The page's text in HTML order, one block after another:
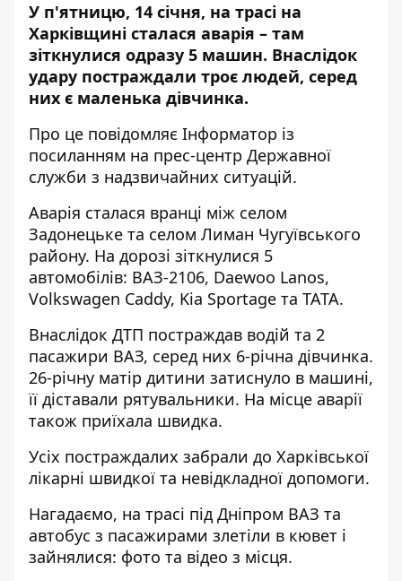
У п'ятницю, 14 січня, на трасі на
Харківщині сталася аварія – там
зіткнулися одразу 5 машин. Внаслідок
удару постраждали троє людей, серед
них є маленька дівчинка.
Про це повідомляє Інформатор із
посиланням на прес-центр Державної
служби з надзвичайних ситуацій.
Аварія сталася вранці між селом
Задонецьке та селом Лиман Чугуївського
району. На дорозі зіткнулися 5
автомобілів: ВАЗ-2106, Daewoo Lanos,
Volkswagen Caddy, Kia Sportage та ТАТА.
Внаслідок ДТП постраждав водій та 2
пасажири ВАЗ, серед них 6-річна дівчинка.
26-річну матір дитини затиснуло в машині,
її діставали рятувальники. На місце аварії
також приїхала швидка.
Усіх постраждалих забрали до Харківської
лікарні швидкої та невідкладної допомоги.
Нагадаємо, на трасі під Дніпром ВАЗ та
автобус з пасажирами злетіли в кювет і
зайнялися: фото та відео з місця.